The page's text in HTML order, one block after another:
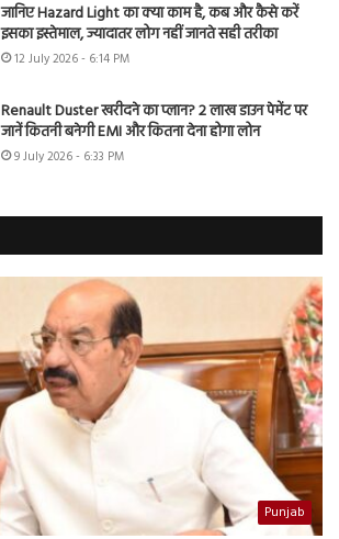
जानिए Hazard Light का क्या काम है, कब और कैसे करें
इसका इस्तेमाल, ज्यादातर लोग नहीं जानते सही तरीका
12 July 2026 - 6:14 PM
Renault Duster खरीदने का प्लान? 2 लाख डाउन पेमेंट पर
जानें कितनी बनेगी EMI और कितना देना होगा लोन
9 July 2026 - 6:33 PM
Punjab